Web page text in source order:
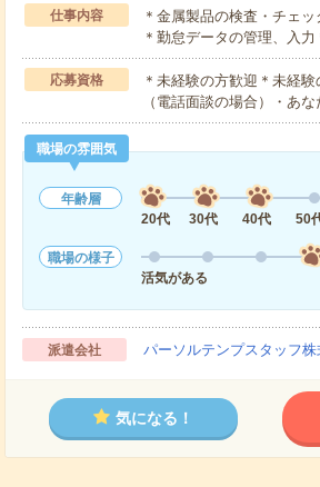
仕事内容
＊金属製品の検査・チェ
＊勤怠データの管理、入
応募資格
＊未経験の方歓迎＊未経
（電話面談の場合）・あ
職場の雰囲気
年齢層
20代
30代 40代 50
職場の様子
活気がある
派遣会社 パーソルテンプスタッフ
気になる！